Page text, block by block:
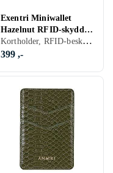
Exentri Miniwallet
Hazelnut RFID-skyddad
korthållare
Kortholder, RFID-beskyttelse
399 ,-